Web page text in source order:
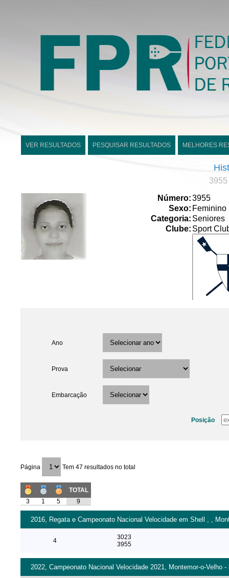
VER RESULTADOS PESQUISAR RESULTADOS MELHORES
Número:3955
Sexo: Feminino
Categoria: Seniores
Clube: Sport
Ano
Prova
Embarcação
Posição
Página Tem 47 resultados no total
TOTAL
3
1 5 9
2016, Regata e Campeonato Nacional Velocidade em Shell , ,
4
3023
3955
2022, Campeonato Nacional Velocidade 2021, Montemor-o-Velho